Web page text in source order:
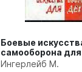
Боевые
самооборона
Ингерлейб М.